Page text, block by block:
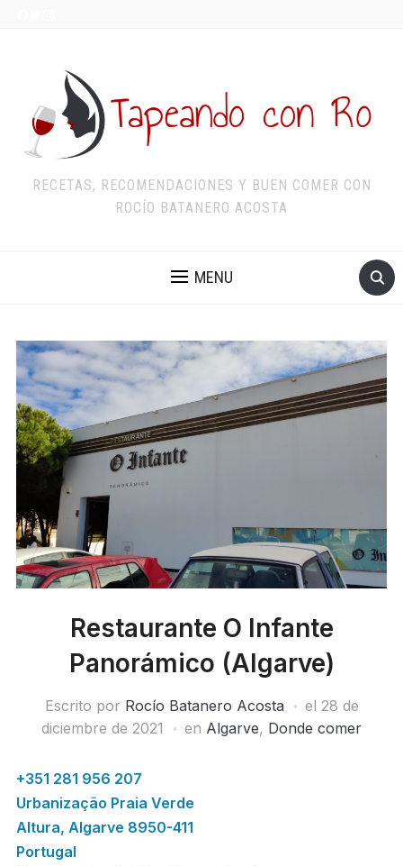
RECETAS, RECOMENDACIONES Y BUEN COMER CON
ROCÍO BATANERO ACOSTA
MENU
Restaurante O Infante
Panorámico (Algarve)
Escrito por Rocío Batanero Acosta el 28 de
diciembre de 2021
en Algarve, Donde comer
+351 281 956 207
Urbanização Praia Verde
Altura, Algarve 8950-411
Portugal